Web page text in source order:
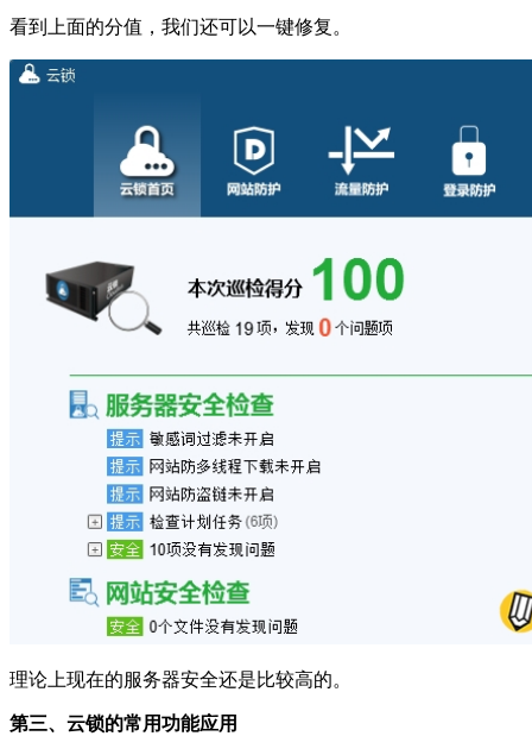
看到上面的分值，我们还可以一键修复。
理论上现在的服务器安全还是比较高的。
第三、云锁的常用功能应用